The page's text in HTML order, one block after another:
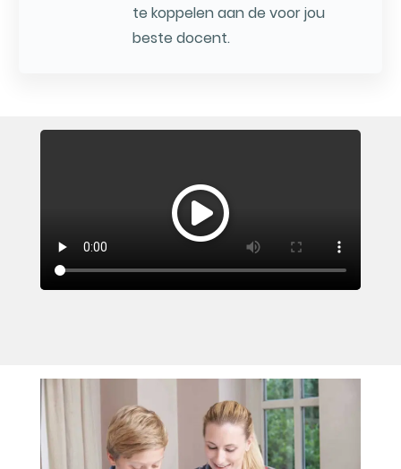
te koppelen aan de voor jou
beste docent.